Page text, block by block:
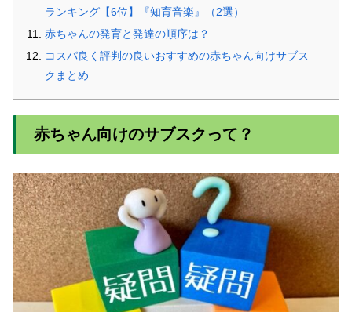
ランキング【6位】『知育音楽』（2選）
赤ちゃんの発育と発達の順序は？
コスパ良く評判の良いおすすめの赤ちゃん向けサブス
クまとめ
赤ちゃん向けのサブスクって？